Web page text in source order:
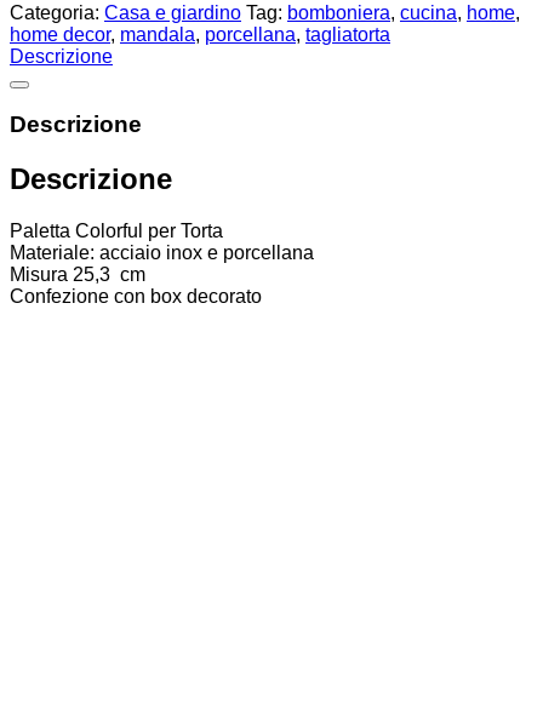
Categoria: Casa e giardino Tag: bomboniera, cucina, home,
home decor, mandala, porcellana, tagliatorta
Descrizione
Descrizione
Descrizione
Paletta Colorful per Torta
Materiale: acciaio inox e porcellana
Misura 25,3 cm
Confezione con box decorato